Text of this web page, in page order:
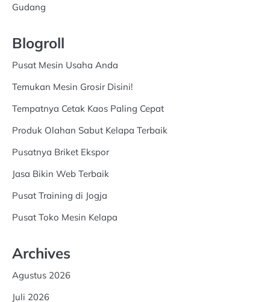
Gudang
Blogroll
Pusat Mesin Usaha Anda
Temukan Mesin Grosir Disini!
Tempatnya Cetak Kaos Paling Cepat
Produk Olahan Sabut Kelapa Terbaik
Pusatnya Briket Ekspor
Jasa Bikin Web Terbaik
Pusat Training di Jogja
Pusat Toko Mesin Kelapa
Archives
Agustus 2026
Juli 2026